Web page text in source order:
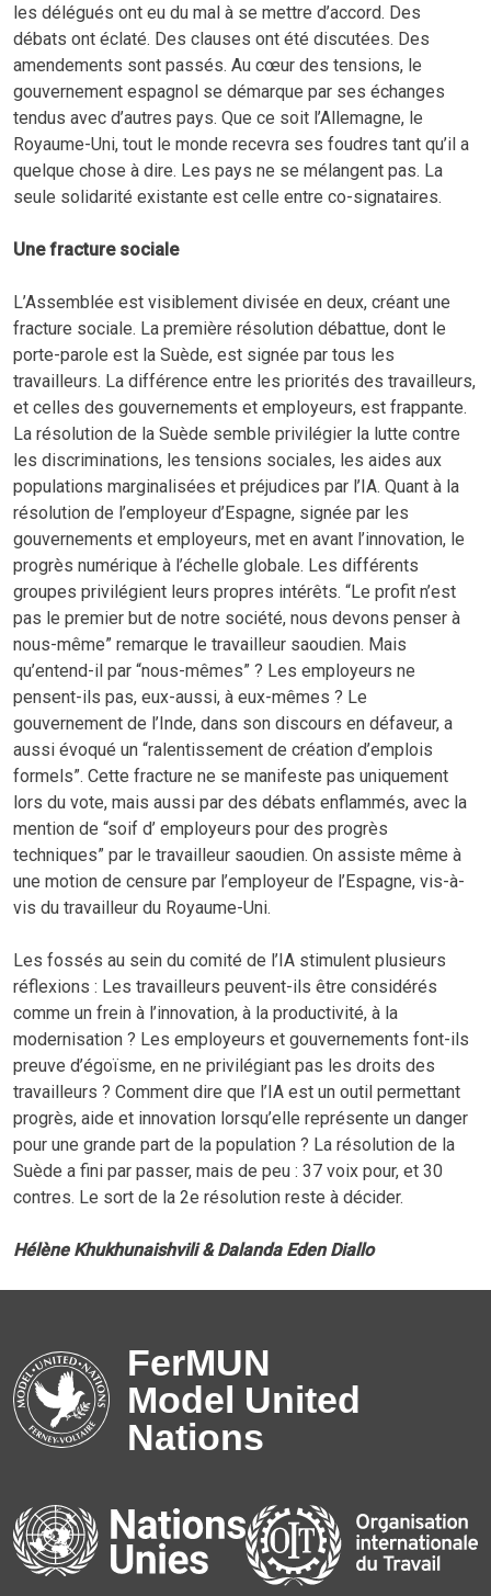
les délégués ont eu du mal à se mettre d’accord. Des
débats ont éclaté. Des clauses ont été discutées. Des
amendements sont passés. Au cœur des tensions, le
gouvernement espagnol se démarque par ses échanges
tendus avec d’autres pays. Que ce soit l’Allemagne, le
Royaume-Uni, tout le monde recevra ses foudres tant qu’il a
quelque chose à dire. Les pays ne se mélangent pas. La
seule solidarité existante est celle entre co-signataires.
Une fracture sociale
L’Assemblée est visiblement divisée en deux, créant une
fracture sociale. La première résolution débattue, dont le
porte-parole est la Suède, est signée par tous les
travailleurs. La différence entre les priorités des travailleurs,
et celles des gouvernements et employeurs, est frappante.
La résolution de la Suède semble privilégier la lutte contre
les discriminations, les tensions sociales, les aides aux
populations marginalisées et préjudices par l’IA. Quant à la
résolution de l’employeur d’Espagne, signée par les
gouvernements et employeurs, met en avant l’innovation, le
progrès numérique à l’échelle globale. Les différents
groupes privilégient leurs propres intérêts. “Le profit n’est
pas le premier but de notre société, nous devons penser à
nous-même” remarque le travailleur saoudien. Mais
qu’entend-il par “nous-mêmes” ? Les employeurs ne
pensent-ils pas, eux-aussi, à eux-mêmes ? Le
gouvernement de l’Inde, dans son discours en défaveur, a
aussi évoqué un “ralentissement de création d’emplois
formels”. Cette fracture ne se manifeste pas uniquement
lors du vote, mais aussi par des débats enflammés, avec la
mention de “soif d’ employeurs pour des progrès
techniques” par le travailleur saoudien. On assiste même à
une motion de censure par l’employeur de l’Espagne, vis-à-
vis du travailleur du Royaume-Uni.
Les fossés au sein du comité de l’IA stimulent plusieurs
réflexions : Les travailleurs peuvent-ils être considérés
comme un frein à l’innovation, à la productivité, à la
modernisation ? Les employeurs et gouvernements font-ils
preuve d’égoïsme, en ne privilégiant pas les droits des
travailleurs ? Comment dire que l’IA est un outil permettant
progrès, aide et innovation lorsqu’elle représente un danger
pour une grande part de la population ? La résolution de la
Suède a fini par passer, mais de peu : 37 voix pour, et 30
contres. Le sort de la 2e résolution reste à décider.
Hélène Khukhunaishvili & Dalanda Eden Diallo
FerMUN
Model United
Nations